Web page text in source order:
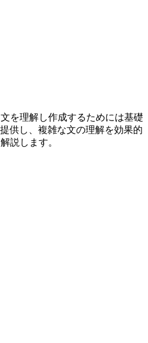
を理解し作成するためには基礎
供し、複雑な文の理解を効果的
説します。